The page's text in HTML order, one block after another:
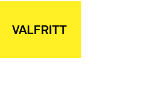
VALFRITT